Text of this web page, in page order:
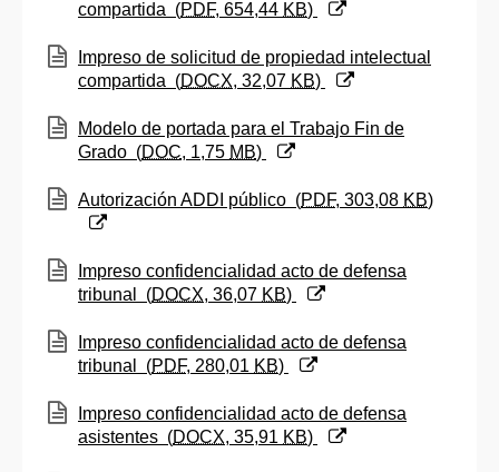
compartida (PDF, 654,44 KB)
(Abre una nueva ventana)
Impreso de solicitud de propiedad intelectual
compartida (DOCX, 32,07 KB)
(Abre una nueva ventana)
Modelo de portada para el Trabajo Fin de
Grado (DOC, 1,75 MB)
(Abre una nueva ventana)
Autorización ADDI público (PDF, 303,08 KB)
(Abre una nueva ventana)
Impreso confidencialidad acto de defensa
tribunal
(DOCX, 36,07 KB)
(Abre una nueva ventana)
Impreso confidencialidad acto de defensa
tribunal
(PDF, 280,01 KB)
(Abre una nueva ventana)
Impreso confidencialidad acto de defensa
asistentes (DOCX, 35,91 KB)